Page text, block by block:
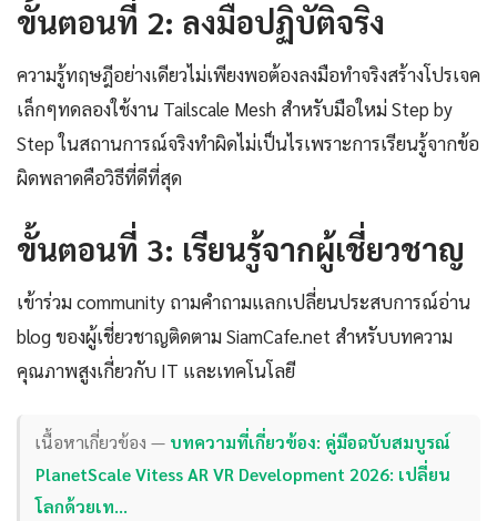
ขั้นตอนที่ 2: ลงมือปฏิบัติจริง
ความรู้ทฤษฎีอย่างเดียวไม่เพียงพอต้องลงมือทำจริงสร้างโปรเจค
เล็กๆทดลองใช้งาน Tailscale Mesh สำหรับมือใหม่ Step by
Step ในสถานการณ์จริงทำผิดไม่เป็นไรเพราะการเรียนรู้จากข้อ
ผิดพลาดคือวิธีที่ดีที่สุด
ขั้นตอนที่ 3: เรียนรู้จากผู้เชี่ยวชาญ
เข้าร่วม community ถามคำถามแลกเปลี่ยนประสบการณ์อ่าน
blog ของผู้เชี่ยวชาญติดตาม SiamCafe.net สำหรับบทความ
คุณภาพสูงเกี่ยวกับ IT และเทคโนโลยี
เนื้อหาเกี่ยวข้อง — บทความที่เกี่ยวข้อง: คู่มือฉบับสมบูรณ์
PlanetScale Vitess AR VR Development 2026: เปลี่ยน
โลกด้วยเท…